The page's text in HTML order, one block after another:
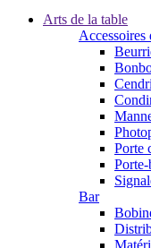
Arts de la table
Accessoires
Porte
Bar